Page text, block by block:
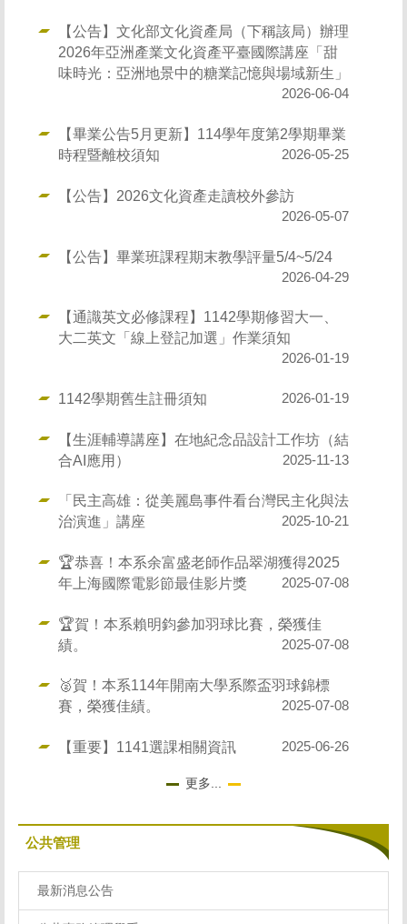
【公告】文化部文化資產局（下稱該局）辦理
2026年亞洲產業文化資產平臺國際講座「甜
味時光：亞洲地景中的糖業記憶與場域新生」
2026-06-04
【畢業公告5月更新】114學年度第2學期畢業
時程暨離校須知
2026-05-25
【公告】2026文化資產走讀校外參訪
2026-05-07
【公告】畢業班課程期末教學評量5/4~5/24
2026-04-29
【通識英文必修課程】1142學期修習大一、
大二英文「線上登記加選」作業須知
2026-01-19
1142學期舊生註冊須知 2026-01-19
【生涯輔導講座】在地紀念品設計工作坊（結
合AI應用）
2025-11-13
「民主高雄：從美麗島事件看台灣民主化與法
治演進」講座
2025-10-21
🏆恭喜！本系余富盛老師作品翠湖獲得2025
年上海國際電影節最佳影片獎
2025-07-08
🏆賀！本系賴明鈞參加羽球比賽，榮獲佳
績。
2025-07-08
🥈賀！本系114年開南大學系際盃羽球錦標
賽，榮獲佳績。
2025-07-08
【重要】1141選課相關資訊 2025-06-26
更多...
公共管理
最新消息公告